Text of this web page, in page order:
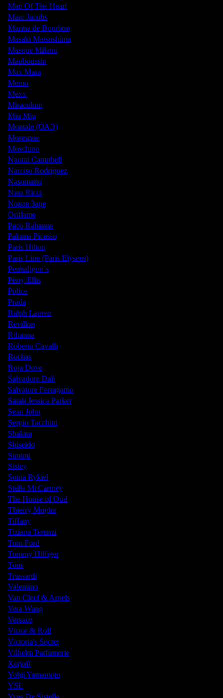
Map Of The Heart
Marc Jacobs
Marina de Bourbon
Masaki Matsushima
Masque Milano
Mauboussin
Max Mara
Memo
Mexx
Miraculum
Miu Miu
Montale (ОАЭ)
Moresque
Moschino
Naomi Campbell
Narciso Rodriguez
Nasomatto
Nina Ricci
Nовая Заря
Oriflame
Paco Rabanne
Paloma Picasso
Paris Hilton
Paris Line (Paris Elysees)
Penhaligon`s
Perry Ellis
Police
Prada
Ralph Lauren
Revillon
Rihanna
Roberto Cavalli
Rochas
Roja Dove
Salvadore Dali
Salvatore Ferragamo
Sarah Jessica Parker
Sean John
Sergio Tacchini
Shakira
Shiseido
Simimi
Sisley
Sonia Rykiel
Stella McCartney
The House of Oud
Thierry Mugler
Tiffany
Tiziana Terenzi
Tom Ford
Tommy Hilfiger
Tous
Trussardi
Valentino
Van Cleef & Arpels
Vera Wang
Versace
Victor & Rolf
Victoria's Secret
Vilhelm Parfumerie
Xerjoff
Yohji Yamamoto
YSL
Yves De Sistelle